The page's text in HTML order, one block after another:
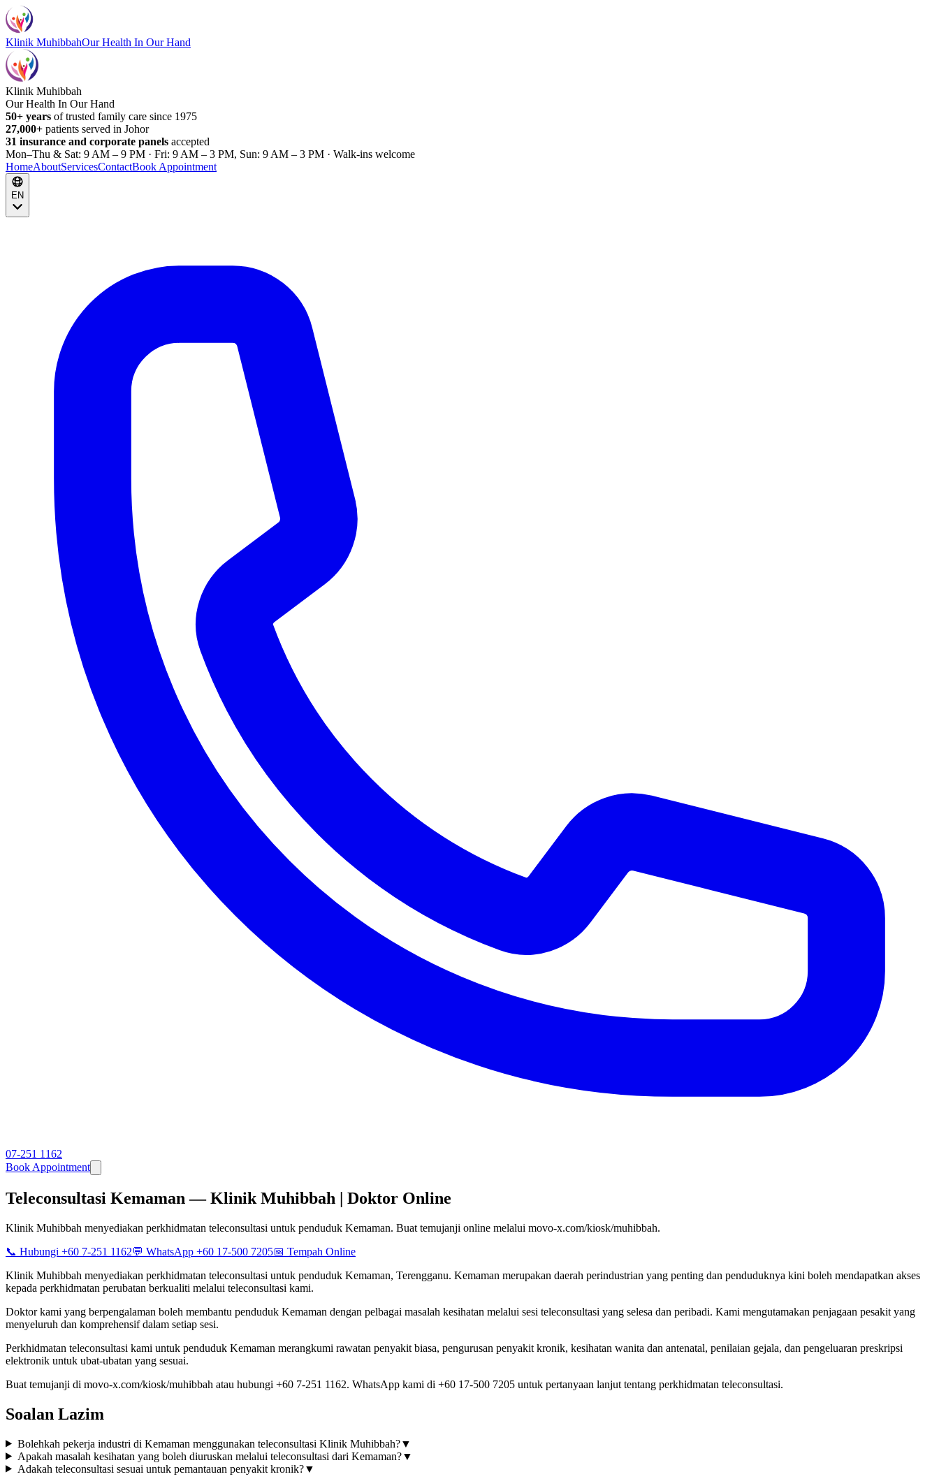
Klinik MuhibbahOur Health In Our Hand
Klinik Muhibbah
Our Health In Our Hand
50+ years of trusted family care since 1975
27,000+ patients served in Johor
31 insurance and corporate panels accepted
Mon–Thu & Sat: 9 AM – 9 PM · Fri: 9 AM – 3 PM, Sun: 9 AM – 3 PM · Walk-ins welcome
HomeAboutServicesContactBook Appointment
EN
07-251 1162
Book Appointment
Teleconsultasi Kemaman — Klinik Muhibbah | Doktor Online
Klinik Muhibbah menyediakan perkhidmatan teleconsultasi untuk penduduk Kemaman. Buat temujanji online melalui movo-x.com/kiosk/muhibbah.
📞 Hubungi +60 7-251 1162💬 WhatsApp +60 17-500 7205📅 Tempah Online
Klinik Muhibbah menyediakan perkhidmatan teleconsultasi untuk penduduk Kemaman, Terengganu. Kemaman merupakan daerah perindustrian yang penting dan penduduknya kini boleh mendapatkan akses
kepada perkhidmatan perubatan berkualiti melalui teleconsultasi kami.
Doktor kami yang berpengalaman boleh membantu penduduk Kemaman dengan pelbagai masalah kesihatan melalui sesi teleconsultasi yang selesa dan peribadi. Kami mengutamakan penjagaan pesakit yang
menyeluruh dan komprehensif dalam setiap sesi.
Perkhidmatan teleconsultasi kami untuk penduduk Kemaman merangkumi rawatan penyakit biasa, pengurusan penyakit kronik, kesihatan wanita dan antenatal, penilaian gejala, dan pengeluaran preskripsi
elektronik untuk ubat-ubatan yang sesuai.
Buat temujanji di movo-x.com/kiosk/muhibbah atau hubungi +60 7-251 1162. WhatsApp kami di +60 17-500 7205 untuk pertanyaan lanjut tentang perkhidmatan teleconsultasi.
Soalan Lazim
Bolehkah pekerja industri di Kemaman menggunakan teleconsultasi Klinik Muhibbah?▼
Apakah masalah kesihatan yang boleh diuruskan melalui teleconsultasi dari Kemaman?▼
Adakah teleconsultasi sesuai untuk pemantauan penyakit kronik?▼